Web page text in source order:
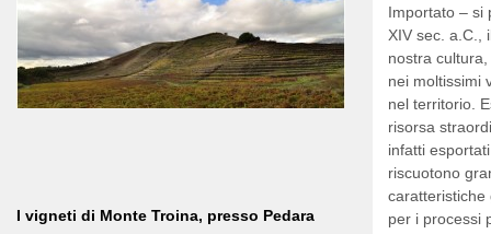
I vigneti di Monte Troina, presso Pedara
Importato – si
XIV sec. a.C.,
nostra
nei moltissimi
nel territorio.
risorsa
infatti
riscuotono
caratteristiche
per i processi